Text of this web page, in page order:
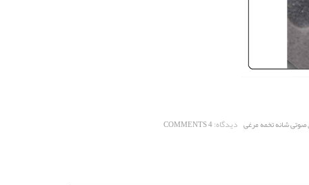
صوتی شانه تخمه مرغی دیدگاه:4 COMMENTS